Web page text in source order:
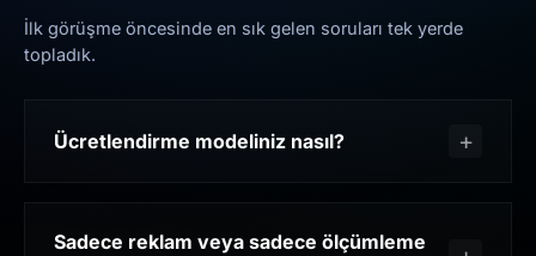
İlk görüşme öncesinde en sık gelen soruları tek yerde
topladık.
Ücretlendirme modeliniz nasıl?
Sadece reklam veya sadece ölçümleme